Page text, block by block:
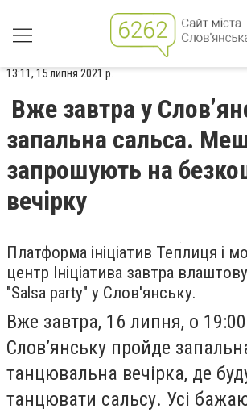
13:11, 15 липня 2021 р.
Вже завтра у
запальна сальса.
запрошують на
вечірку
Платформа ініціатив Теплиця і
центр Ініціатива завтра
"Salsa party" у Слов'янську.
Вже завтра, 16 липня, о
Слов’янську пройде
танцювальна вечірка, де
танцювати сальсу. Усі